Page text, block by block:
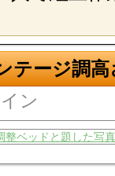
テージ調
ン